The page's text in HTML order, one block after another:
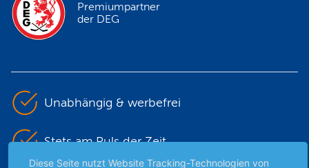
Premiumpartner
der DEG
Unabhängig & werbefrei
Stets am Puls der Zeit
Diese Seite nutzt Website Tracking-Technologien von